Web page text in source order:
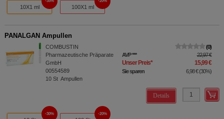
10X1 ml 100X1 ml
PANALGAN Ampullen
COMBUSTIN
Pharmazeutische Präparate
GmbH
00554589
10 St Ampullen
0
AVP*** 22,97 €
Unser Preis* 15,99 €
Sie sparen 6,98 €(30%)
Details
30% 20%